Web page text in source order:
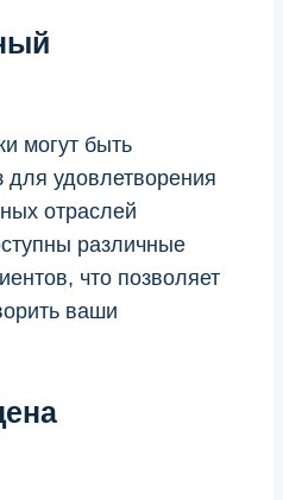
могут быть
для удовлетворения
отраслей
различные
что позволяет
ваши